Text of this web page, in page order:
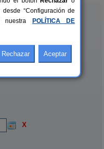
X
“Configuración de
nuestra
POLÍTICA DE